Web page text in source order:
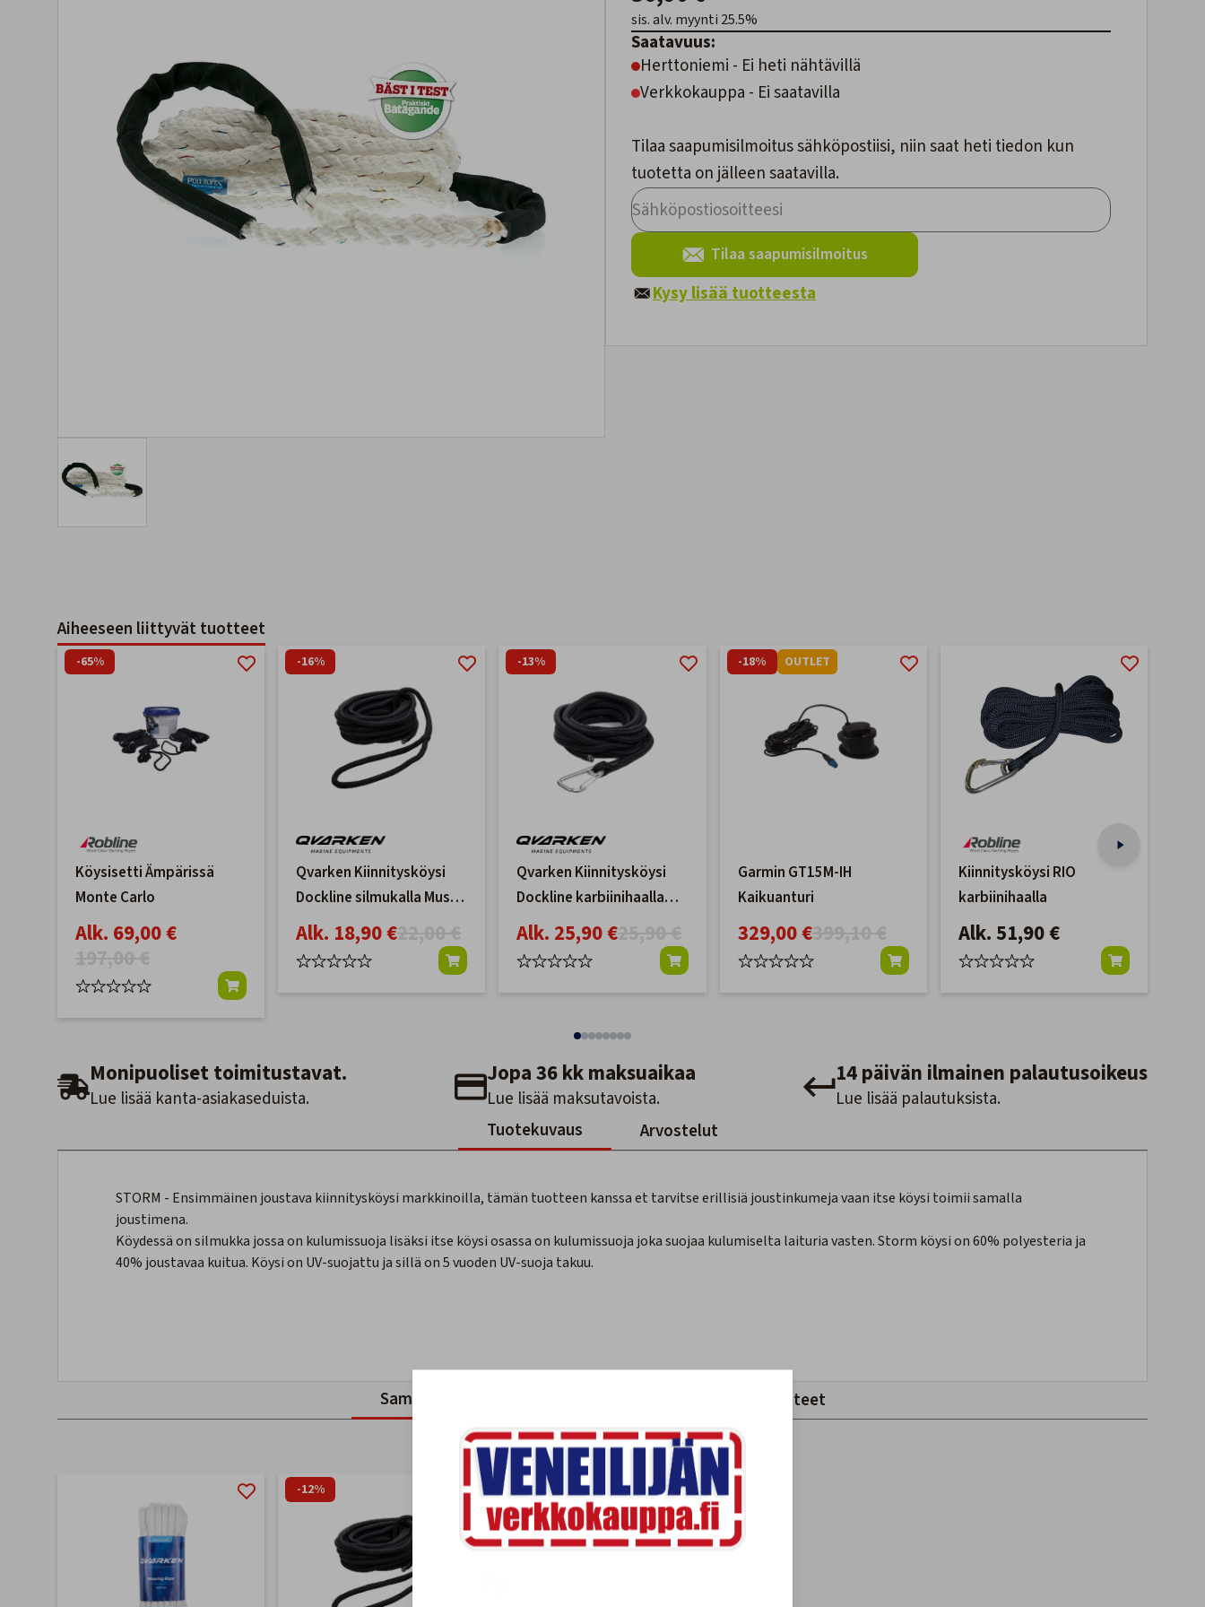
sis. alv. myynti 25.5%
Saatavuus:
Herttoniemi - Ei heti nähtävillä
Verkkokauppa - Ei saatavilla
Tilaa saapumisilmoitus sähköpostiisi, niin saat heti tiedon kun
tuotetta on jälleen saatavilla.
Tilaa saapumisilmoitus
Kysy lisää tuotteesta
Aiheeseen liittyvät tuotteet
-65%
Köysisetti Ämpärissä
Monte Carlo
Alk. 69,00 €
-16%
Qvarken Kiinnitysköysi
Dockline silmukalla Musta
14mm
Alk. 18,90 €
-13%
Qvarken Kiinnitysköysi
Dockline karbiinihaalla
Musta 14mm
Alk. 25,90 €
-18% OUTLET
Garmin GT15M-IH
Kaikuanturi
329,00 €399,10 €
Kiinnitysköysi RIO
karbiinihaalla
Alk. 51,90 €
Monipuoliset toimitustavat.
Lue lisää kanta-asiakaseduista.
Jopa 36 kk maksuaikaa
Lue lisää maksutavoista.
14 päivän ilmainen palautusoikeus
Lue lisää palautuksista.
Tuotekuvaus
Arvostelut
STORM - Ensimmäinen joustava kiinnitysköysi markkinoilla, tämän tuotteen kanssa et tarvitse erillisiä joustinkumeja vaan itse köysi toimii samalla
joustimena.
Köydessä on silmukka jossa on kulumissuoja lisäksi itse köysi osassa on kulumissuoja joka suojaa kulumiselta laituria vasten. Storm köysi on 60% polyesteria ja
40% joustavaa kuitua. Köysi on UV-suojattu ja sillä on 5 vuoden UV-suoja takuu.
Samankaltaiset tuotteet Viimeksi katsotut tuotteet
-12% -40%